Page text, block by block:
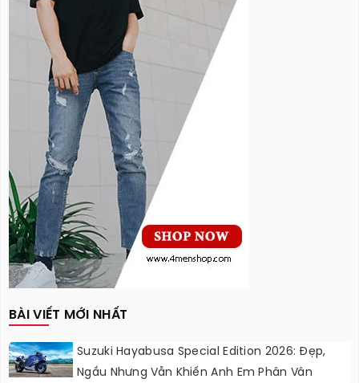
BÀI VIẾT MỚI NHẤT
Suzuki Hayabusa Special Edition 2026: Đẹp,
Ngầu Nhưng Vẫn Khiến Anh Em Phân Vân